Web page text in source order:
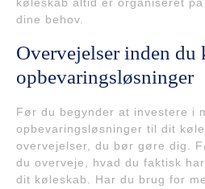
dine behov.
Overvejelser inden du
opbevaringsløsninger
Før du begynder at investere i
opbevaringsløsninger til dit
overvejelser, du bør gøre dig.
du overveje, hvad du faktisk
dit køleskab. Har du brug for